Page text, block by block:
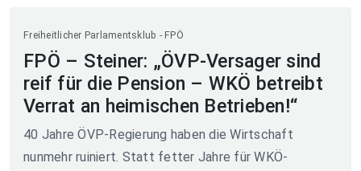
Freiheitlicher Parlamentsklub - FPÖ
FPÖ – Steiner: „ÖVP-Versager sind
reif für die Pension – WKÖ betreibt
Verrat an heimischen Betrieben!“
40 Jahre ÖVP-Regierung haben die Wirtschaft
nunmehr ruiniert. Statt fetter Jahre für WKÖ-